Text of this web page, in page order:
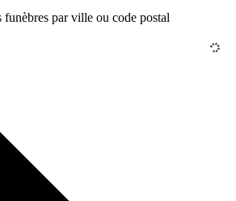
funèbres par ville ou code postal